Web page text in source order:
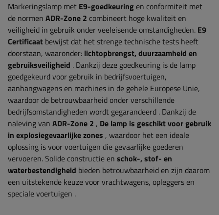
Markeringslamp met E9-goedkeuring en conformiteit met
de normen ADR-Zone 2 combineert hoge kwaliteit en
veiligheid in gebruik onder veeleisende omstandigheden. E9
Certificaat bewijst dat het strenge technische tests heeft
doorstaan, waaronder: lichtopbrengst, duurzaamheid en
gebruiksveiligheid . Dankzij deze goedkeuring is de lamp
goedgekeurd voor gebruik in bedrijfsvoertuigen,
aanhangwagens en machines in de gehele Europese Unie,
waardoor de betrouwbaarheid onder verschillende
bedrijfsomstandigheden wordt gegarandeerd . Dankzij de
naleving van ADR-Zone 2 , De lamp is geschikt voor gebruik
in explosiegevaarlijke zones , waardoor het een ideale
oplossing is voor voertuigen die gevaarlijke goederen
vervoeren. Solide constructie en schok-, stof- en
waterbestendigheid bieden betrouwbaarheid en zijn daarom
een ​​uitstekende keuze voor vrachtwagens, opleggers en
speciale voertuigen .